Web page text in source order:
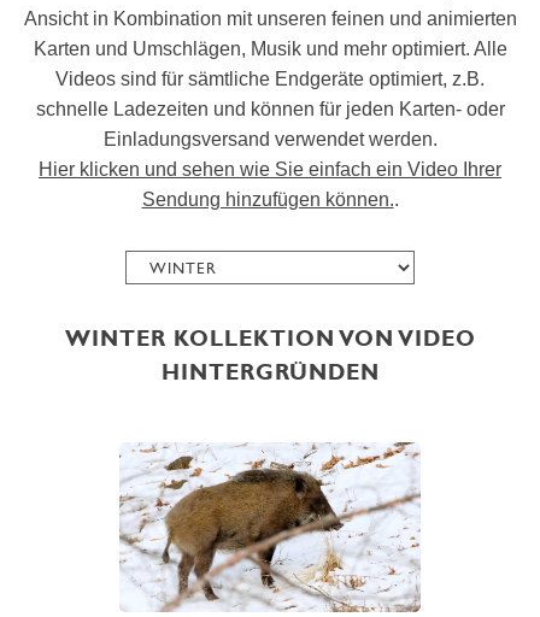
Ansicht in Kombination mit unseren feinen und animierten
Karten und Umschlägen, Musik und mehr optimiert. Alle
Videos sind für sämtliche Endgeräte optimiert, z.B.
schnelle Ladezeiten und können für jeden Karten- oder
Einladungsversand verwendet werden.
Hier klicken und sehen wie Sie einfach ein Video Ihrer
Sendung hinzufügen können..
WINTER KOLLEKTION VON VIDEO
HINTERGRÜNDEN